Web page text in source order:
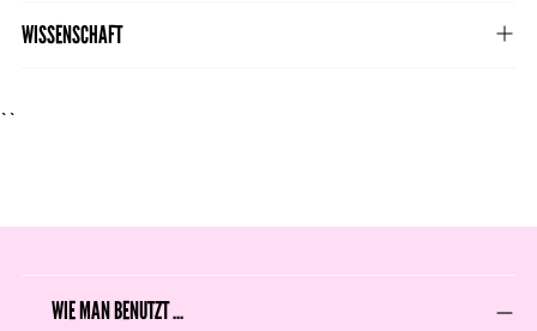
WISSENSCHAFT
``
WIE MAN BENUTZT ...